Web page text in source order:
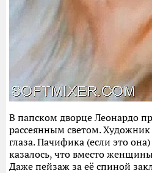
В папском дворце Леонардо
рассеянным светом.
глаза. Пачифика (если это
казалось, что вместо
Даже пейзаж за её спиной